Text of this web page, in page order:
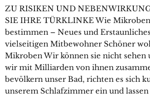
ZU RISIKEN UND
SIE IHRE TÜRKLINKE Wie
bestimmen – Neues und
vielseitigen Mitbewohner Schöner
Mikroben Wir können sie nicht sehen
wir mit Milliarden von ihnen
bevölkern unser Bad, richten es sich
unserem Schlafzimmer ein und